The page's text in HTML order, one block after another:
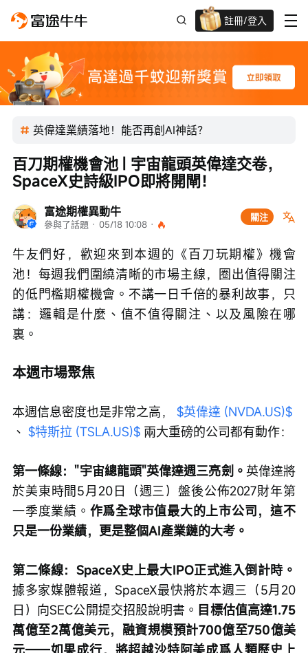
註冊/登入
迎新驚喜賞 股票/BTC等任你揀!
英偉達業績落地！能否再創AI神話？
富途期權異動牛
參與了話題 · 05/18 10:08 ·
關注
百刀期權機會池 | 宇宙龍頭英偉達交卷，
SpaceX史詩級IPO即將開閘！
牛友們好，歡迎來到本週的《百刀玩期權》機會
池！每週我們圍繞清晰的市場主線，圈出值得關注
的低門檻期權機會。不講一日千倍的暴利故事，只
講：邏輯是什麼、值不值得關注、以及風險在哪
裏。
本週市場聚焦
本週信息密度也是非常之高， $英偉達 (NVDA.US)$
、 $特斯拉 (TSLA.US)$ 兩大重磅的公司都有動作：
第一條線："宇宙總龍頭"英偉達週三亮劍。 英偉達將
於美東時間5月20日（週三）盤後公佈2027財年第
一季度業績。 作爲全球市值最大的上市公司，這不
只是一份業績，更是整個AI產業鏈的大考。
第二條線：SpaceX史上最大IPO正式進入倒計時。
據多家媒體報道，SpaceX最快將於本週三（5月20
日）向SEC公開提交招股說明書。 目標估值高達1.75
萬億至2萬億美元，融資規模預計700億至750億美
元——如果成行，將超越沙特阿美成爲人類歷史上